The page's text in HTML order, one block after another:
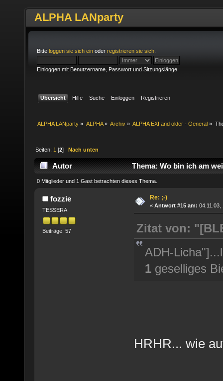
ALPHA LANparty
Bitte loggen sie sich ein oder registrieren sie sich
Einloggen mit Benutzername, Passwort und Sitzungslänge
Übersicht Hilfe Suche Einloggen Registrieren
ALPHA LANparty » ALPHA» Archiv» ALPHA EXI and older - General »
Seiten: 1 [2]Nach unten
Autor Thema: Wo bin ich am
0 Mitglieder und 1 Gast betrachten dieses Thema.
fozzie
TESSERA
Beiträge: 57
Re: ;-)
« Antwort #15 am: 04.11.03,
Zitat von:
ADH-
1 geselliges
HRHR... wie